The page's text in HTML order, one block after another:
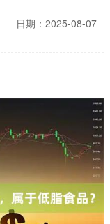
日期：2025-08-07